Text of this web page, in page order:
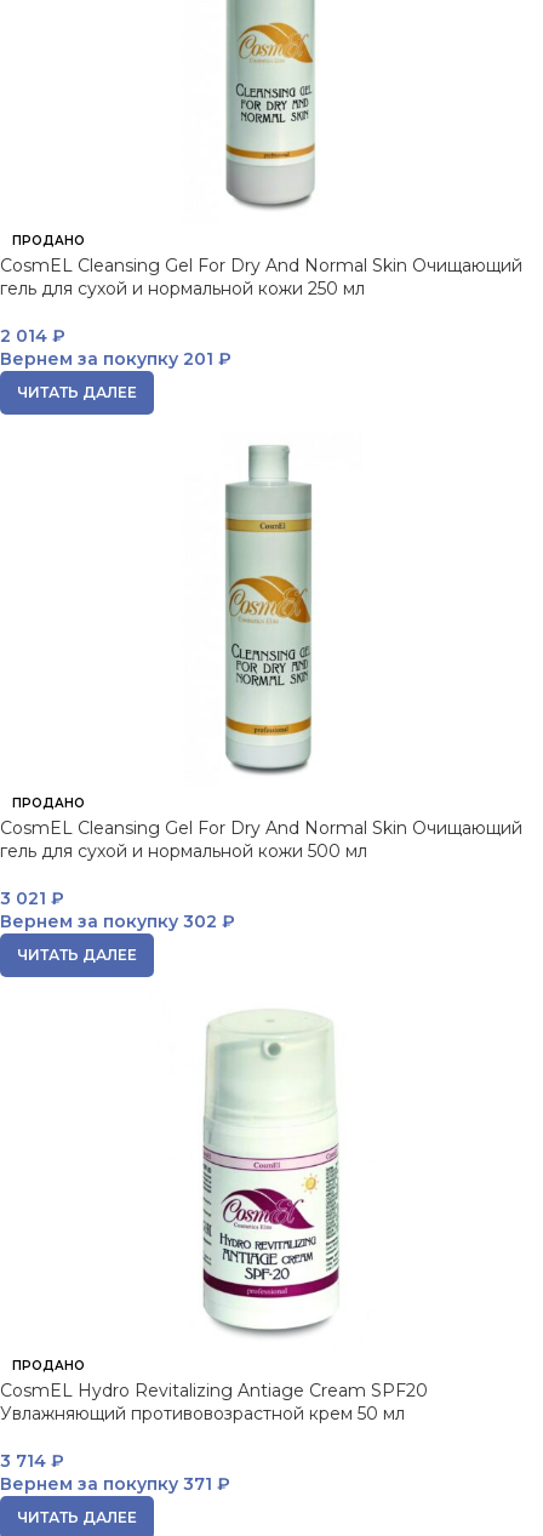
ПРОДАНО
CosmEL Cleansing Gel For Dry And Normal Skin Очищающий
гель для сухой и нормальной кожи 250 мл
2 014 ₽
Вернем за покупку 201 ₽
ЧИТАТЬ ДАЛЕЕ
ПРОДАНО
CosmEL Cleansing Gel For Dry And Normal Skin Очищающий
гель для сухой и нормальной кожи 500 мл
3 021 ₽
Вернем за покупку 302 ₽
ЧИТАТЬ ДАЛЕЕ
ПРОДАНО
CosmEL Hydro Revitalizing Antiage Cream SPF20
Увлажняющий противовозрастной крем 50 мл
3 714 ₽
Вернем за покупку 371 ₽
ЧИТАТЬ ДАЛЕЕ